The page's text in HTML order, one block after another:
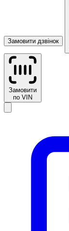
Замовити дзвінок
Замовити
по VIN